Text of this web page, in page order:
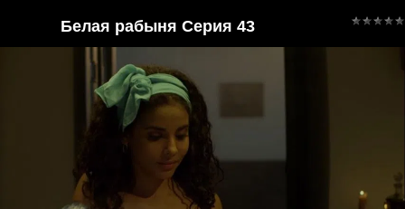
Белая рабыня Серия 43